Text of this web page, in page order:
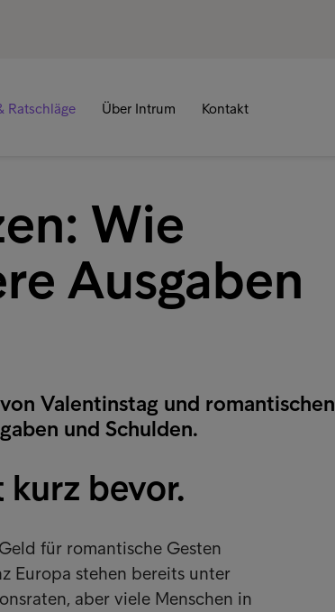
Ratschläge Über Intrum Kontakt
Wie
Ausgaben
Valentinstag und romantischen
und Schulden.
bevor.
für romantische Gesten
Europa stehen bereits unter
aber viele Menschen in